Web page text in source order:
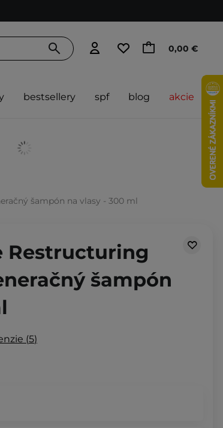
0,00 €
bestsellery spf blog akcie
šampón na vlasy - 300 ml
Restructuring
šampón
5